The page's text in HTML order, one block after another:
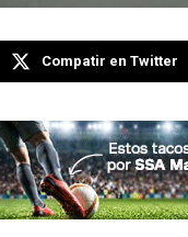
Compatir en Twitter